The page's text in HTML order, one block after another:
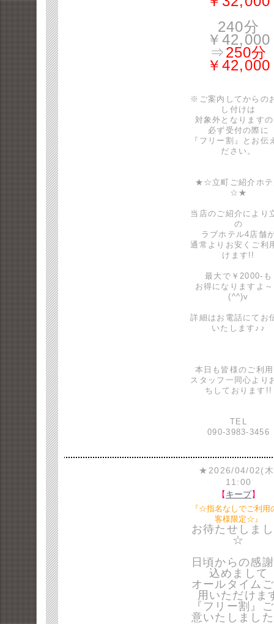
240分
￥42,000
⇒250分
￥42,000
※ご案内してからの
し付けは
対象外となります
必ず受付の際に
『フリー割』とお伝
ださい。
★☆立町ご紹介ホ
☆★
当店のご紹介により
の
ラブホテル4店舗
通常よりお安くご利
けます!!
最大で￥2000-も
お得になりますよ
(^^)v
詳細はお電話にてお
いたします♪♪
本日も皆様のご利
スタッフ一同心より
ちしております!!
TEL
090-3983-3456
★2026/04/02(
11:00
【キープ】
『☆指名なしでご利用
客様限定☆』
お待たせしま
☆
日頃からの感
込めまして
オールタイム
用いただけま
『フリー割』
意いたしまし